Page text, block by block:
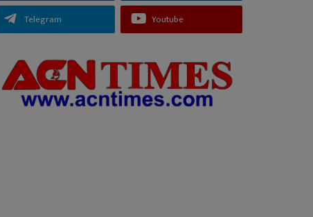
Telegram Youtube